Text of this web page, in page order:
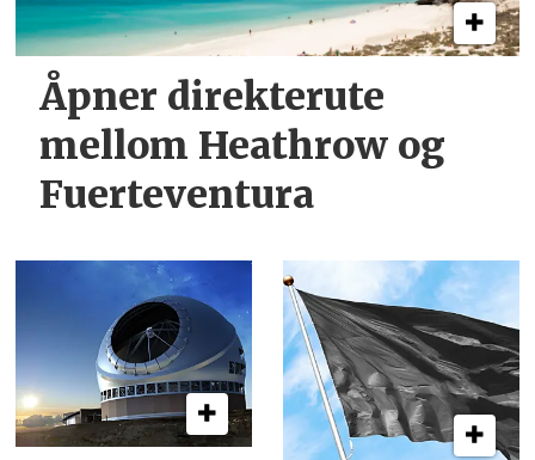
Åpner direkterute
mellom Heathrow og
Fuerteventura